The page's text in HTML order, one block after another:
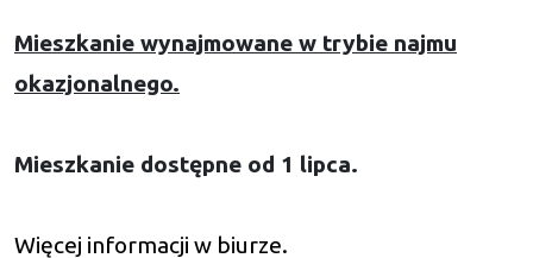
Mieszkanie wynajmowane w trybie najmu
okazjonalnego.
Mieszkanie dostępne od 1 lipca.
Więcej informacji w biurze.